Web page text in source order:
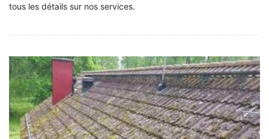
tous les détails sur nos services.